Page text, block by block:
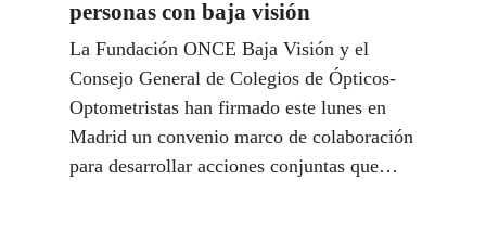
personas con baja visión
La Fundación ONCE Baja Visión y el
Consejo General de Colegios de Ópticos-
Optometristas han firmado este lunes en
Madrid un convenio marco de colaboración
para desarrollar acciones conjuntas que